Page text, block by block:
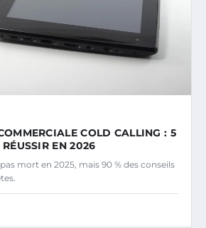
COLD CALLING : 5
EN 2026
mort en 2025, mais 90 % des conseils